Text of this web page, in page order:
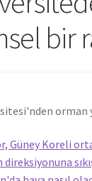
bir
Güney Koreli